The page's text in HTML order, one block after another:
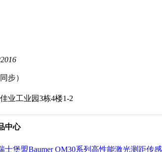
步）
业工业园3栋4楼1-2
中心